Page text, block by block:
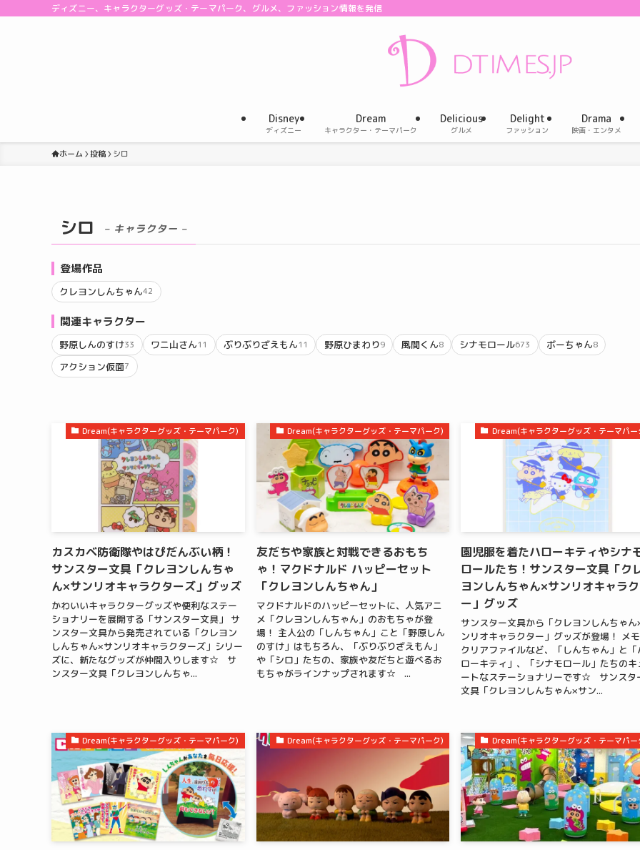
ディズニー、キャラクターグッズ・テーマパーク、グルメ、ファッション情報を発信
Disney
ディズニー
Dream
キャラクター・テーマパーク
Delicious
グルメ
Delight
ファッション
Drama
映画・エンタメ
ホーム 投稿 シロ
シロ – キャラクター –
登場作品
クレヨンしんちゃん42
関連キャラクター
野原しんのすけ33 ワニ山さん11 ぶりぶりざえもん11 野原ひまわり9 風間くん8 シナモロール673 ボーちゃん8
アクション仮面7
Dream(キャラクターグッズ・テーマパーク)
カスカベ防衛隊やはぴだんぶい柄！
サンスター文具「クレヨンしんちゃ
ん×サンリオキャラクターズ」グッズ
かわいいキャラクターグッズや便利なステー
ショナリーを展開する「サンスター文具」 サ
ンスター文具から発売されている「クレヨン
しんちゃん×サンリオキャラクターズ」シリー
ズに、新たなグッズが仲間入りします☆ サ
ンスター文具「クレヨンしんちゃ...
Dream(キャラクターグッズ・テーマパーク)
友だちや家族と対戦できるおもち
ゃ！マクドナルド ハッピーセット
「クレヨンしんちゃん」
マクドナルドのハッピーセットに、人気アニ
メ「クレヨンしんちゃん」のおもちゃが登
場！ 主人公の「しんちゃん」こと「野原しん
のすけ」はもちろん、「ぶりぶりざえもん」
や「シロ」たちの、家族や友だちと遊べるお
もちゃがラインナップされます☆ ...
Dream(キャラクターグッズ・テーマパー
園児服を着たハローキティやシナ
ロールたち！サンスター文具「ク
ヨンしんちゃん×サンリオキャラ
ー」グッズ
サンスター文具から「クレヨンしんちゃん
ンリオキャラクター」グッズが登場！ メ
クリアファイルなど、「しんちゃん」と「
ローキティ」、「シナモロール」たちのキ
ートなステーショナリーです☆ サンスタ
文具「クレヨンしんちゃん×サン...
Dream(キャラクターグッズ・テーマパーク) Dream(キャラクターグッズ・テーマパーク) Dream(キャラクターグッズ・テーマパー